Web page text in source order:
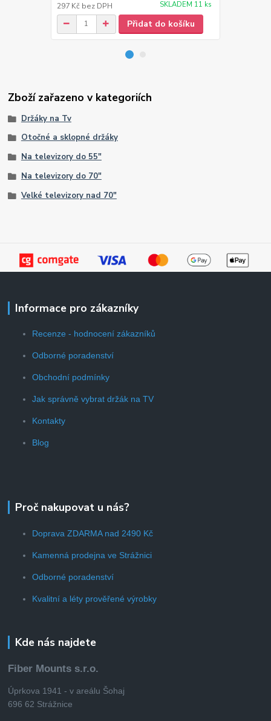
297 Kč bez DPH SKLADEM 11 ks
Přidat do košíku
Zboží zařazeno v kategoriích
Držáky na Tv
Otočné a sklopné držáky
Na televizory do 55"
Na televizory do 70"
Velké televizory nad 70"
Informace pro zákazníky
Recenze - hodnocení zákazníků
Odborné poradenství
Obchodní podmínky
Jak správně vybrat držák na TV
Kontakty
Blog
Proč nakupovat u nás?
Doprava ZDARMA nad 2490 Kč
Kamenná prodejna ve Strážnici
Odborné poradenství
Kvalitní a léty prověřené výrobky
Kde nás najdete
Fiber Mounts s.r.o.
Úprkova 1941 - v areálu Šohaj
696 62 Strážnice